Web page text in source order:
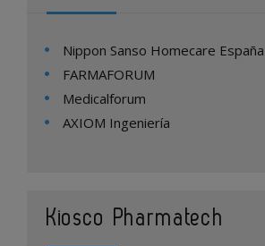
Nippon Sanso Homecare España
FARMAFORUM
Medicalforum
AXIOM Ingeniería
Kiosco Pharmatech